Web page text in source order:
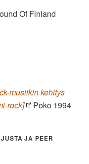
Of Finland
musiikin kehitys
rock]
Poko 1994
JA PEER